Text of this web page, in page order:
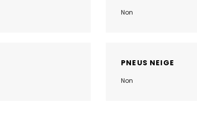
Non
PNEUS NEIGE
Non